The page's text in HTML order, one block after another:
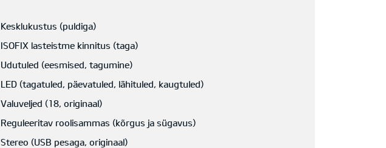
Kesklukustus (puldiga)
ISOFIX lasteistme kinnitus (taga)
Udutuled (eesmised, tagumine)
LED (tagatuled, päevatuled, lähituled, kaugtuled)
Valuveljed (18, originaal)
Reguleeritav roolisammas (kõrgus ja sügavus)
Stereo (USB pesaga, originaal)